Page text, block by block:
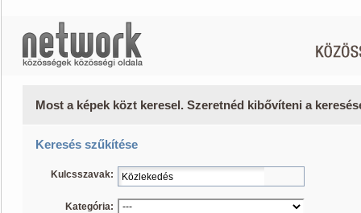
Most a képek közt keresel. Szeretnéd kibővíteni a
Keresés szűkítése
Kulcsszavak:
Kategória: